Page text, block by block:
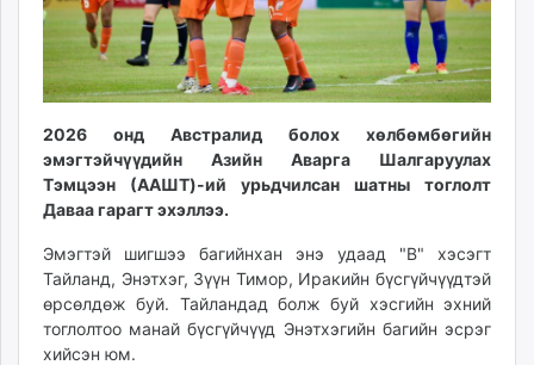
ergelt.mn
zarig.mn
today.mn
zuv.mn
mminfo.mn
ugluu.mn
urlag.mn
asu.mn
shudarga.mn
shuurhai.mn
unuudur.mn
2026 онд Австралид болох хөлбөмбөгийн
эмэгтэйчүүдийн Азийн Аварга Шалгаруулах
Тэмцээн (ААШТ)-ий урьдчилсан шатны тоглолт
Даваа гарагт эхэллээ.
Эмэгтэй шигшээ багийнхан энэ удаад "B" хэсэгт
Тайланд, Энэтхэг, Зүүн Тимор, Иракийн бүсгүйчүүдтэй
өрсөлдөж буй. Тайландад болж буй хэсгийн эхний
тоглолтоо манай бүсгүйчүүд Энэтхэгийн багийн эсрэг
хийсэн юм.